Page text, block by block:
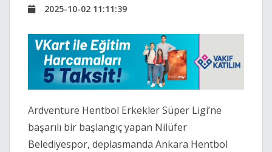
2025-10-02 11:11:39
Ardventure Hentbol Erkekler Süper Ligi’ne
başarılı bir başlangıç yapan Nilüfer
Belediyespor, deplasmanda Ankara Hentbol